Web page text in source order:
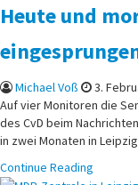
Heute und
Michael Voß
3.
Auf vier Monitoren die
des CvD beim
in zwei Monaten in
Continue Reading